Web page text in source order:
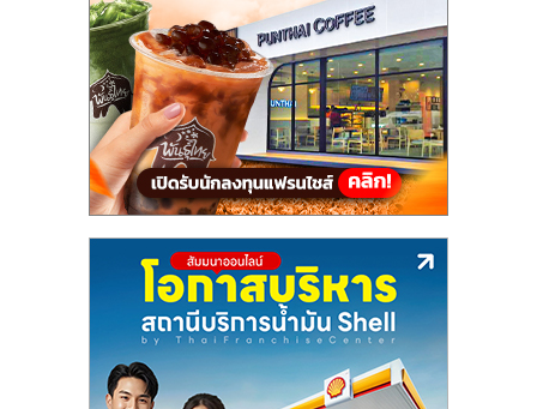
ปรึกษา
แฟ
ไชส์,
รวม